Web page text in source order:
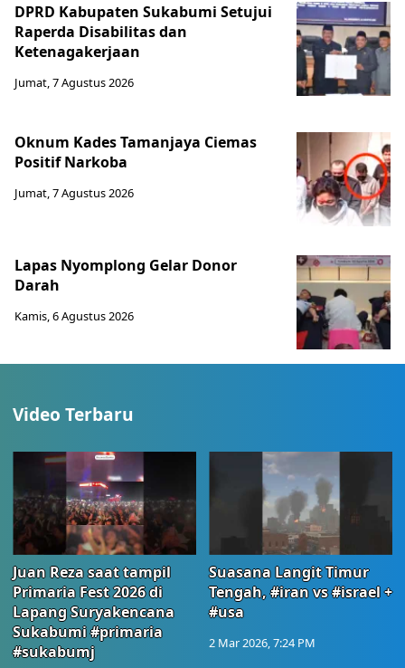
DPRD Kabupaten Sukabumi Setujui
Raperda Disabilitas dan
Ketenagakerjaan
Jumat, 7 Agustus 2026
Oknum Kades Tamanjaya Ciemas
Positif Narkoba
Jumat, 7 Agustus 2026
Lapas Nyomplong Gelar Donor
Darah
Kamis, 6 Agustus 2026
Video Terbaru
Juan Reza saat tampil
Primaria Fest 2026 di
Lapang Suryakencana
Sukabumi #primaria
#sukabumj
Suasana Langit Timur
Tengah, #iran vs #israel +
#usa
2 Mar 2026, 7:24 PM